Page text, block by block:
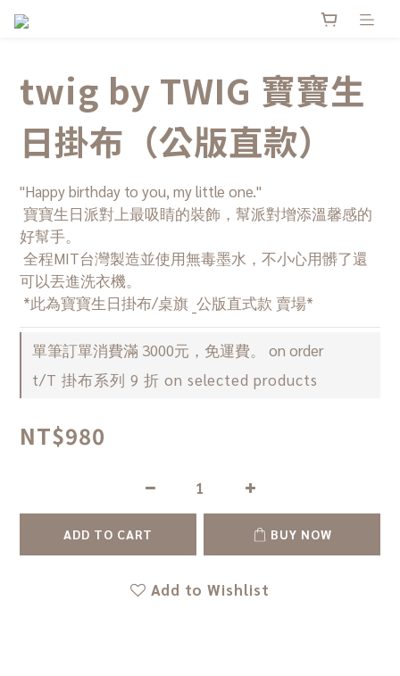
twig by TWIG 寶寶生
日掛布​（公版直款）
"Happy birthday to you, my little one."
好幫手。
可以丟進洗衣機。
*此為寶寶生日掛布/桌旗 _公版直式款 賣場*
單筆訂單消費滿 3000元，免運費。 on order
t/T 掛布系列 9 折 on selected products
NT$980
ADD TO CART BUY NOW
Add to Wishlist